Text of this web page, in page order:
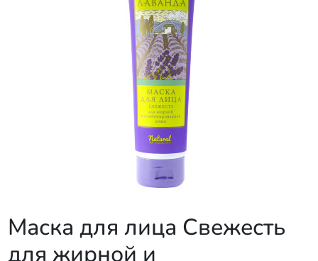
Маска для лица Свежесть
для жирной и